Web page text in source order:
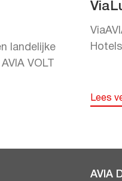
landelijke
VOLT
Lees
AVIA